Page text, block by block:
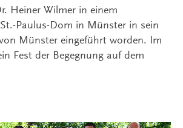
Heiner Wilmer in einem
Paulus-Dom in Münster in sein
Münster eingeführt worden. Im
Fest der Begegnung auf dem